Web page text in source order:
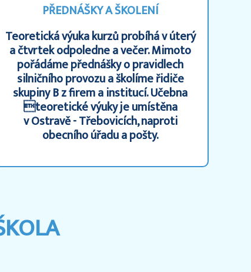
PŘEDNÁŠKY A ŠKOLENÍ
Teoretická výuka kurzů probíhá v úterý
a čtvrtek odpoledne a večer. Mimoto
pořádáme přednášky o pravidlech
silničního provozu a školíme řidiče
skupiny B z firem a institucí. Učebna
teoretické výuky je umístěna
v Ostravě - Třebovicích, naproti
obecního úřadu a pošty.